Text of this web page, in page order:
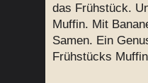
das Frühstück.
Muffin. Mit
Samen. Ein
Frühstücks